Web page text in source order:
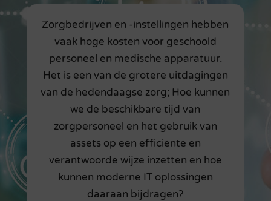
Zorgbedrijven en -instellingen hebben
vaak hoge kosten voor geschoold
personeel en medische apparatuur.
Het is een van de grotere uitdagingen
van de hedendaagse zorg; Hoe kunnen
we de beschikbare tijd van
zorgpersoneel en het gebruik van
assets op een efficiënte en
verantwoorde wijze inzetten en hoe
kunnen moderne IT oplossingen
daaraan bijdragen?